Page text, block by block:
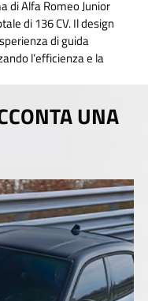
di Alfa Romeo Junior
di 136 CV. Il design
di guida
l’efficienza e la
UNA